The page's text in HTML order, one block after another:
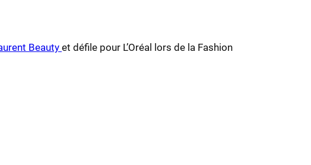
Beauty et défile pour L’Oréal lors de la Fashion